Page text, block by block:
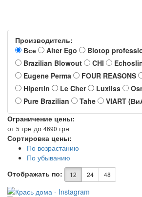
Производитель:
Все
Alter Ego
Biotop
Brazilian Blowout
CHI
Eugene Perma
FOUR REASONS
Hipertin
Le Cher Luxliss
Pure Brazilian
Tahe
VIART
Ограничение цены:
от5 грн до 4690 грн
Сортировка цены:
По возрастанию
По убыванию
Отображать по:
12 24 48